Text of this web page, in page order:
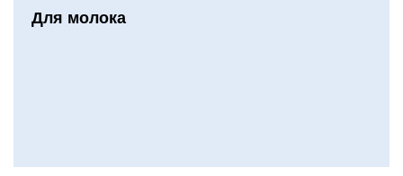
Для молока